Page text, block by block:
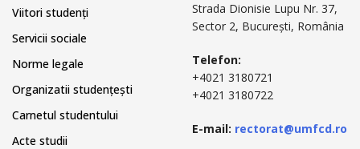
Viitori studenți
Servicii sociale
Norme legale
Organizatii studențești
Carnetul studentului
Acte studii
Strada Dionisie Lupu Nr. 37,
Sector 2, București, România
Telefon:
+4021 3180721
+4021 3180722
E-mail: rectorat@umfcd.ro